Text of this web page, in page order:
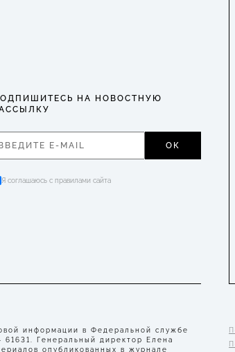
НА НОВОСТНУЮ
ОК
Я соглашаюсь с правилами сайта
информации в Федеральной службе
Генеральный директор Елена
опубликованных в журнале